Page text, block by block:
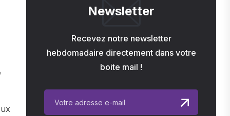
Newsletter
Recevez notre newsletter
hebdomadaire directement dans votre
boite mail !